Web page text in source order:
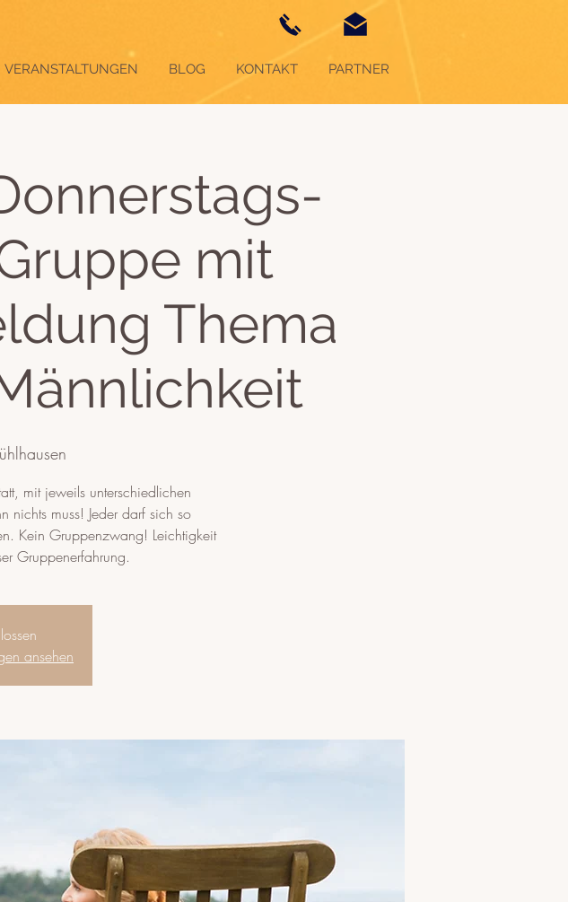
VERANSTALTUNGEN BLOG KONTAKT PARTNER
mit
Thema
mit jeweils unterschiedlichen
nichts muss! Jeder darf sich so
Kein Gruppenzwang! Leichtigkeit
Gruppenerfahrung.
ansehen